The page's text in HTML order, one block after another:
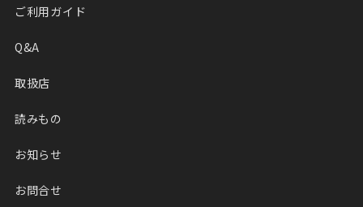
ご利用ガイド
Q&A
取扱店
読みもの
お知らせ
お問合せ